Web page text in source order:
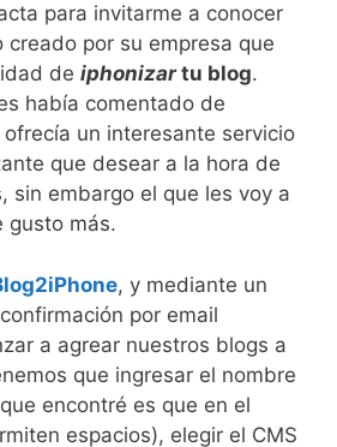
para invitarme a conocer
creado por su empresa que
de iphonizartu blog.
había comentado de
ofrecía un interesante servicio
que desear a la hora de
sin embargo el que les voy a
gusto más.
, y mediante un
por email
a agrear nuestros blogs a
que ingresar el nombre
encontré es que en el
espacios), elegir el CMS